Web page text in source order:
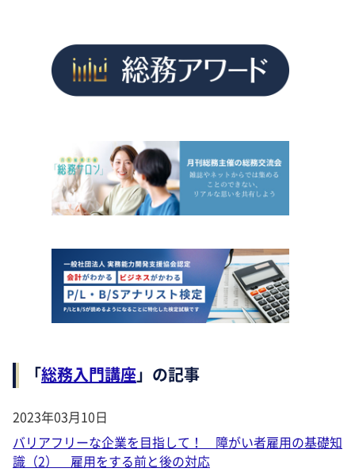
「総務入門講座」の記事
2023年03月10日
バリアフリーな企業を目指して！ 障がい者雇用の基礎知
識（2） 雇用をする前と後の対応